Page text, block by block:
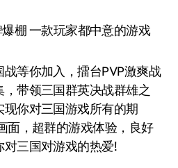
等你加入，擂台PVP激爽战
带领三国群英决战群雄之
你对三国游戏所有的期
面，超群的游戏体验，良好
三国对游戏的热爱!